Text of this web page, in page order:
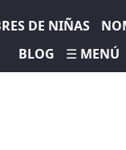
DE NIÑAS
BLOG
☰ MENÚ